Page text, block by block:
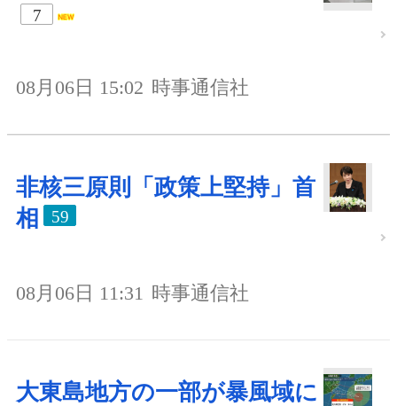
7
08月06日 15:02 時事通信社
非核三原則「政策上堅持」首
相
59
08月06日 11:31 時事通信社
大東島地方の一部が暴風域に